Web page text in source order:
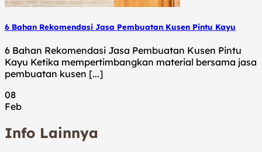
6 Bahan Rekomendasi Jasa Pembuatan Kusen Pintu Kayu
6 Bahan Rekomendasi Jasa Pembuatan Kusen Pintu
Kayu Ketika mempertimbangkan material bersama jasa
pembuatan kusen [...]
08
Feb
Info Lainnya